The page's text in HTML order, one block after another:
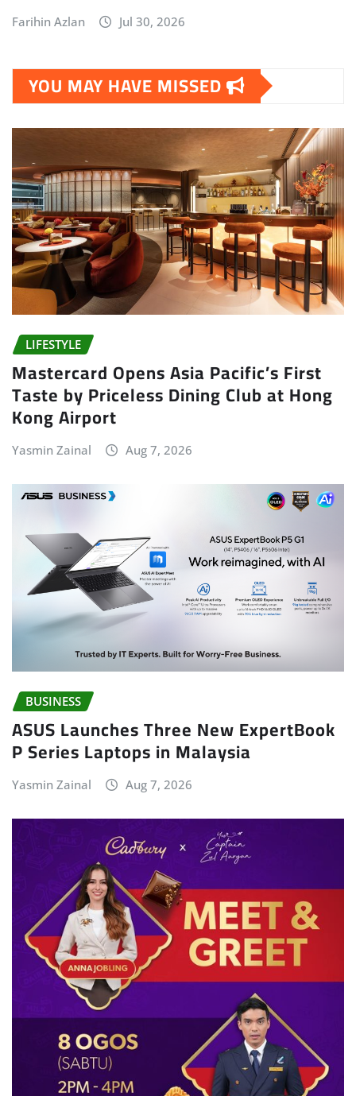
Farihin Azlan Jul 30, 2026
YOU MAY HAVE MISSED
LIFESTYLE
Mastercard Opens Asia Pacific’s First
Taste by Priceless Dining Club at Hong
Kong Airport
Yasmin Zainal Aug 7, 2026
BUSINESS
ASUS Launches Three New ExpertBook
P Series Laptops in Malaysia
Yasmin Zainal Aug 7, 2026